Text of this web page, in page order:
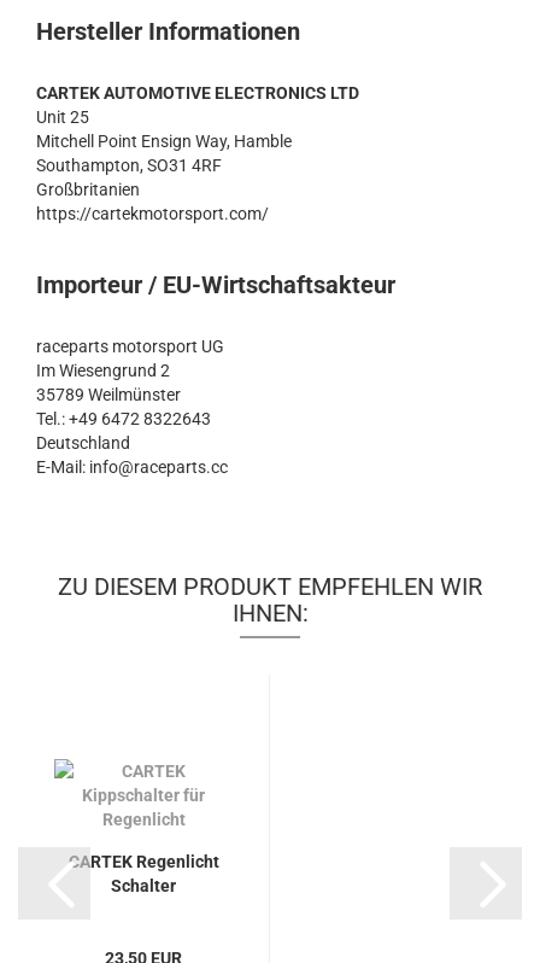
Hersteller Informationen
CARTEK AUTOMOTIVE ELECTRONICS LTD
Unit 25
Mitchell Point Ensign Way, Hamble
Southampton, SO31 4RF
Großbritanien
https://cartekmotorsport.com/
Importeur / EU-Wirtschaftsakteur
raceparts motorsport UG
Im Wiesengrund 2
35789 Weilmünster
Tel.: +49 6472 8322643
Deutschland
E-Mail: info@raceparts.cc
ZU DIESEM PRODUKT EMPFEHLEN WIR
IHNEN:
CARTEK Regenlicht
Schalter
23,50 EUR